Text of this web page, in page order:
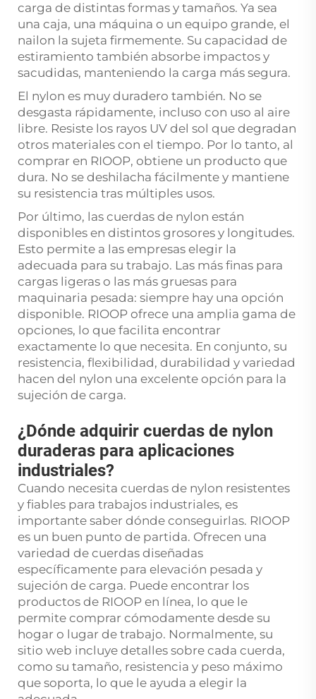
carga de distintas formas y tamaños. Ya sea
una caja, una máquina o un equipo grande, el
nailon la sujeta firmemente. Su capacidad de
estiramiento también absorbe impactos y
sacudidas, manteniendo la carga más segura.
El nylon es muy duradero también. No se
desgasta rápidamente, incluso con uso al aire
libre. Resiste los rayos UV del sol que degradan
otros materiales con el tiempo. Por lo tanto, al
comprar en RIOOP, obtiene un producto que
dura. No se deshilacha fácilmente y mantiene
su resistencia tras múltiples usos.
Por último, las cuerdas de nylon están
disponibles en distintos grosores y longitudes.
Esto permite a las empresas elegir la
adecuada para su trabajo. Las más finas para
cargas ligeras o las más gruesas para
maquinaria pesada: siempre hay una opción
disponible. RIOOP ofrece una amplia gama de
opciones, lo que facilita encontrar
exactamente lo que necesita. En conjunto, su
resistencia, flexibilidad, durabilidad y variedad
hacen del nylon una excelente opción para la
sujeción de carga.
¿Dónde adquirir cuerdas de nylon
duraderas para aplicaciones
industriales?
Cuando necesita cuerdas de nylon resistentes
y fiables para trabajos industriales, es
importante saber dónde conseguirlas. RIOOP
es un buen punto de partida. Ofrecen una
variedad de cuerdas diseñadas
específicamente para elevación pesada y
sujeción de carga. Puede encontrar los
productos de RIOOP en línea, lo que le
permite comprar cómodamente desde su
hogar o lugar de trabajo. Normalmente, su
sitio web incluye detalles sobre cada cuerda,
como su tamaño, resistencia y peso máximo
que soporta, lo que le ayuda a elegir la